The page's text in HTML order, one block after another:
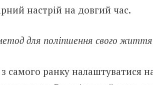
настрій на довгий час.
для поліпшення свого
самого ранку налаштуватися